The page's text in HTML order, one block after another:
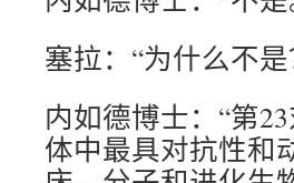
塞拉：“为什么不是
内如德博士：“第
体中最具对抗性和